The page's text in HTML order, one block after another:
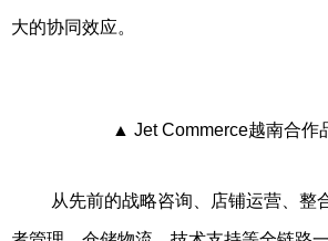
大的协同效应。
▲ Jet Commerce越南合作
从先前的战略咨询、店铺运营、整